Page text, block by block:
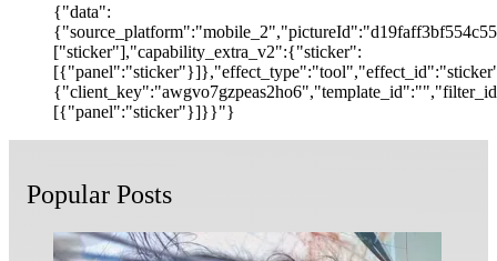
{"data":
["sticker"],"capability_extra_v2":{"sticker":
[{"panel":"sticker"}]}}"}
Popular Posts